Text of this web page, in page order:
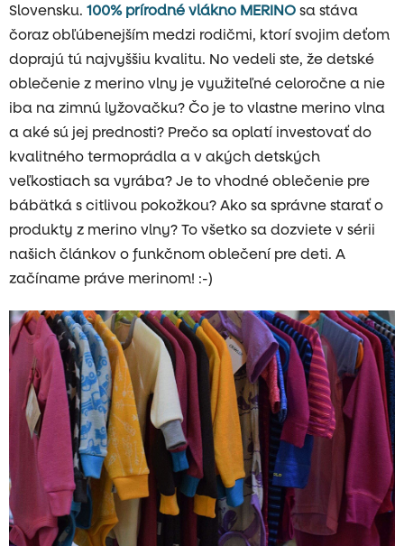
Slovensku. 100% prírodné vlákno MERINOsa stáva
čoraz obľúbenejším medzi rodičmi, ktorí svojim deťom
doprajú tú najvyššiu kvalitu. No vedeli ste, že detské
oblečenie z merino vlny je využiteľné celoročne a nie
iba na zimnú lyžovačku? Čo je to vlastne merino vlna
a aké sú jej prednosti? Prečo sa oplatí investovať do
kvalitného termoprádla a v akých detských
veľkostiach sa vyrába? Je to vhodné oblečenie pre
bábätká s citlivou pokožkou? Ako sa správne starať o
produkty z merino vlny? To všetko sa dozviete v sérii
našich článkov o funkčnom oblečení pre deti. A
začíname práve merinom! :-)